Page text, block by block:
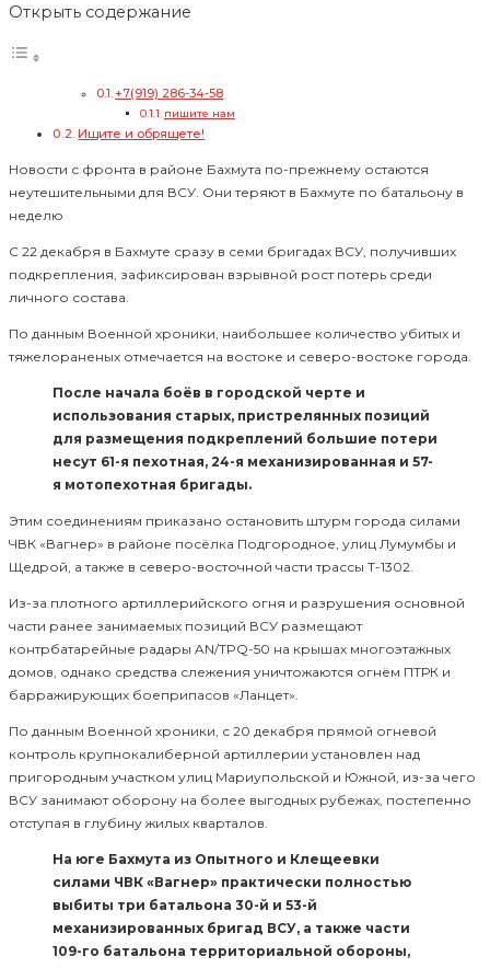
Открыть содержание
+7(919) 286-34-58
пишите нам
Ищите и обрящете!
Новости с фронта в районе Бахмута по-прежнему остаются
неутешительными для ВСУ. Они теряют в Бахмуте по батальону в
неделю
С 22 декабря в Бахмуте сразу в семи бригадах ВСУ, получивших
подкрепления, зафиксирован взрывной рост потерь среди
личного состава.
По данным Военной хроники, наибольшее количество убитых и
тяжелораненых отмечается на востоке и северо-востоке города.
После начала боёв в городской черте и
использования старых, пристрелянных позиций
для размещения подкреплений большие потери
несут 61-я пехотная, 24-я механизированная и 57-
я мотопехотная бригады.
Этим соединениям приказано остановить штурм города силами
ЧВК «Вагнер» в районе посёлка Подгородное, улиц Лумумбы и
Щедрой, а также в северо-восточной части трассы Т-1302.
Из-за плотного артиллерийского огня и разрушения основной
части ранее занимаемых позиций ВСУ размещают
контрбатарейные радары AN/TPQ-50 на крышах многоэтажных
домов, однако средства слежения уничтожаются огнём ПТРК и
барражирующих боеприпасов «Ланцет».
По данным Военной хроники, с 20 декабря прямой огневой
контроль крупнокалиберной артиллерии установлен над
пригородным участком улиц Мариупольской и Южной, из-за чего
ВСУ занимают оборону на более выгодных рубежах, постепенно
отступая в глубину жилых кварталов.
На юге Бахмута из Опытного и Клещеевки
силами ЧВК «Вагнер» практически полностью
выбиты три батальона 30-й и 53-й
механизированных бригад ВСУ, а также части
109-го батальона территориальной обороны,